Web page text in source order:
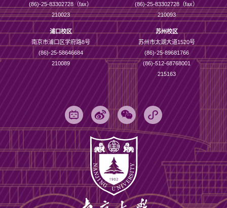
(86)-25-83302728（fax）
210023
(86)-25-83302728（fax）
210093
浦口校区
南京市浦口区学府路8号
(86)-25-58646684
210089
苏州校区
苏州市太湖大道1520号
(86)-25-89681766
(86)-512-68768001
215163